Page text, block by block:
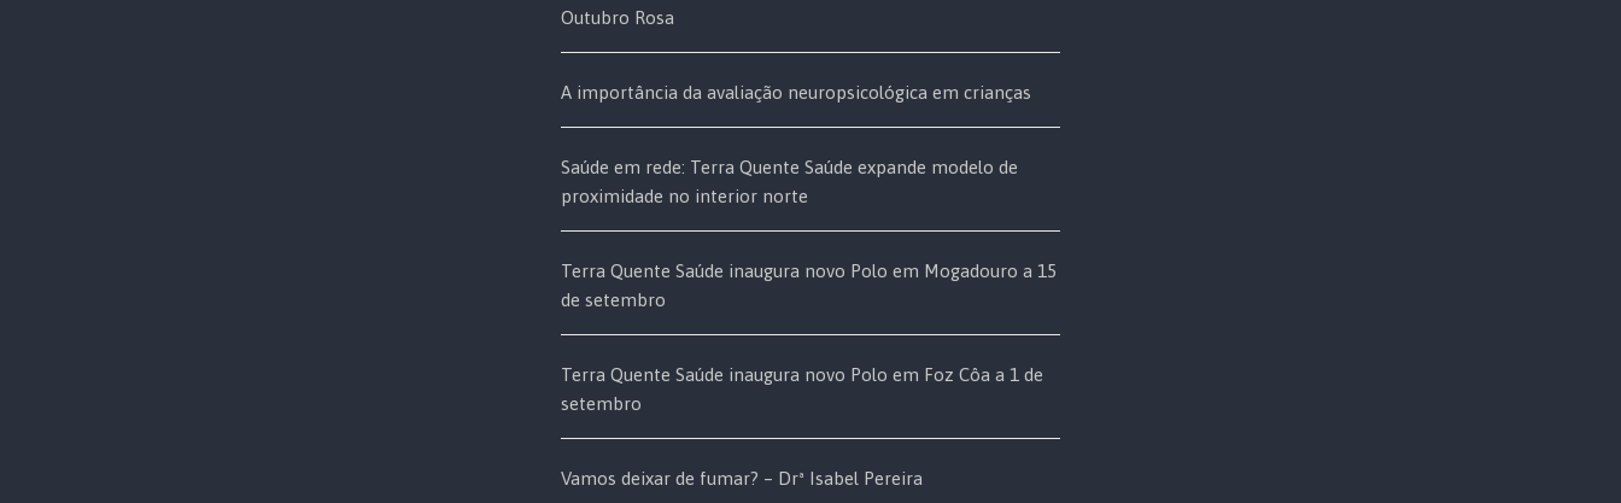
Outubro Rosa
A importância da avaliação neuropsicológica em crianças
Saúde em rede: Terra Quente Saúde expande modelo de
proximidade no interior norte
Terra Quente Saúde inaugura novo Polo em Mogadouro a 15
de setembro
Terra Quente Saúde inaugura novo Polo em Foz Côa a 1 de
setembro
Vamos deixar de fumar? – Drª Isabel Pereira